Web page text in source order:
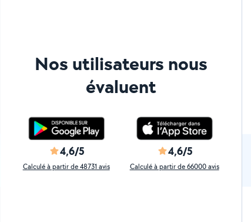
Nos utilisateurs nous
évaluent
4,6/5
Calculé à partir de 48731 avis
4,6/5
Calculé à partir de 66000 avis